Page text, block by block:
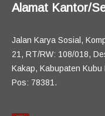
Alamat Kantor/
Jalan Karya Sosial,
21, RT/RW: 108/018,
Kakap, Kabupaten
Pos: 78381.